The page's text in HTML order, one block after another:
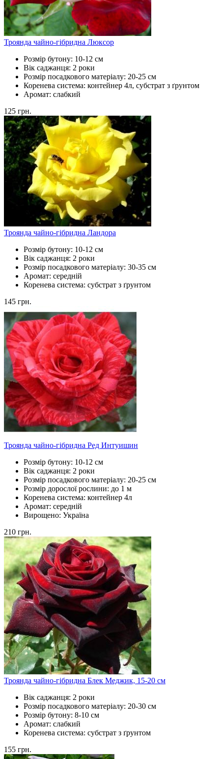
Троянда чайно-гібридна Люксор
Розмір бутону: 10-12 см
Вік саджанця: 2 роки
Розмір посадкового матеріалу: 20-25 см
Коренева система: контейнер 4л, субстрат з ґрунтом
Аромат: слабкий
125 грн.
Троянда чайно-гібридна Ландора
Розмір бутону: 10-12 см
Вік саджанця: 2 роки
Розмір посадкового матеріалу: 30-35 см
Аромат: середній
Коренева система: субстрат з ґрунтом
145 грн.
Троянда чайно-гібридна Ред Интуишин
Розмір бутону: 10-12 см
Вік саджанця: 2 роки
Розмір посадкового матеріалу: 20-25 см
Розмір дорослої рослини: до 1 м
Коренева система: контейнер 4л
Аромат: середній
Вирощено: Україна
210 грн.
Троянда чайно-гібридна Блек Меджик, 15-20 см
Вік саджанця: 2 роки
Розмір посадкового матеріалу: 20-30 см
Розмір бутону: 8-10 см
Аромат: слабкий
Коренева система: субстрат з ґрунтом
155 грн.